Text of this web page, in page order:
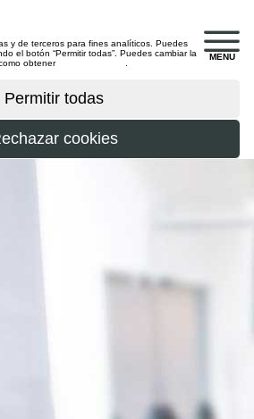
MENU
y de terceros para fines analíticos. Puedes
el botón “Permitir todas”. Puedes cambiar la
obtener